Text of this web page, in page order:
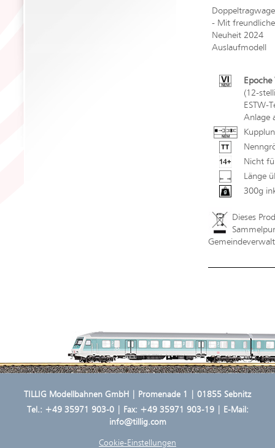
- Mit
Neuheit 2024
Auslaufmodell
(12-
ESTW-
Anlage
Nicht
Länge
300g
Dieses
TILLIG Modellbahnen GmbH | Promenade 1 | 01855 Sebnitz
Tel.: +49 35971 903-0| Fax: +49 35971 903-19 | E-Mail:
info@tillig.com
Cookie-Einstellungen